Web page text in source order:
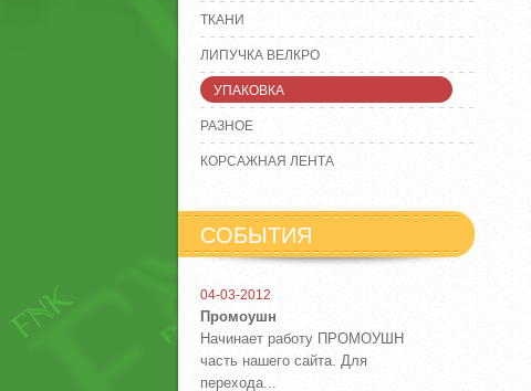
ТКАНИ
ЛИПУЧКА ВЕЛКРО
УПАКОВКА
РАЗНОЕ
КОРСАЖНАЯ ЛЕНТА
СОБЫТИЯ
04-03-2012
Промоушн
Начинает работу ПРОМОУШН
часть нашего сайта. Для
перехода...